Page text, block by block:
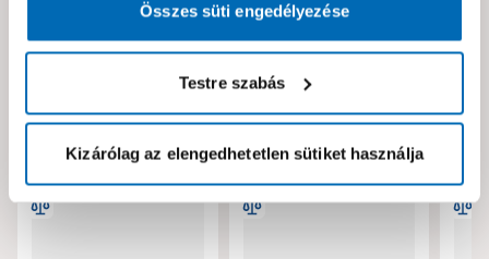
Összes süti engedélyezése
Testre szabás
Kizárólag az elengedhetetlen sütiket használja